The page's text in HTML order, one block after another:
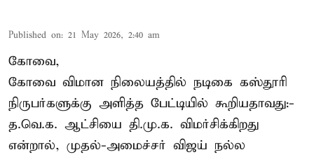
Published on: 21 May 2026, 2:40 am
கோவை,
கோவை விமான நிலையத்தில் நடிகை கஸ்தூரி
நிருபர்களுக்கு அளித்த பேட்டியில் கூறியதாவது:-
த.வெ.க. ஆட்சியை தி.மு.க. விமர்சிக்கிறது
என்றால், முதல்-அமைச்சர் விஜய் நல்ல